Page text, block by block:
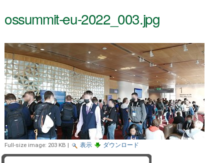
ossummit-eu-2022_003.jpg
Full-size image: 203 KB | 表示 ダウンロード